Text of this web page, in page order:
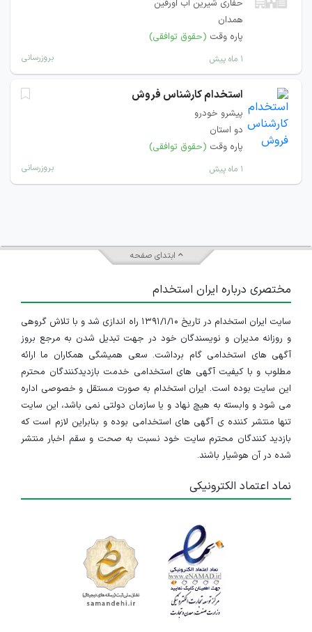
حفاری شیرین آب اورقین
همدان
پاره وقت (حقوق توافقی)
۱ ماه پیش بروزرسانی
استخدام کارشناس فروش
پیشرو خودرو
دو استان
پاره وقت (حقوق توافقی)
۱ ماه پیش بروزرسانی
ابتدای صفحه
مختصری درباره ایران استخدام
سایت ایران استخدام در تاریخ ۱۳۹۱/۱/۱۰ راه اندازی شد و با تلاش گروهی
و روزانه مدیران و نویسندگان خود در جهت تبدیل شدن به مرجع بروز
آگهی های استخدامی گام برداشت. سعی همیشگی همکاران ما ارائه
مطلوب و با کیفیت آگهی های استخدامی خدمت بازدیدکنندگان محترم
این سایت بوده است. ایران استخدام به صورت مستقل و خصوصی اداره
می شود و وابسته به هیچ نهاد و یا سازمان دولتی نمی باشد، این سایت
تنها منتشر کننده ی آگهی های استخدامی بوده و بنابراین لازم است که
بازدید کنندگان محترم سایت خود نسبت به صحت و سقم اخبار منتشر
شده در آن هوشیار باشند.
نماد اعتماد الکترونیکی